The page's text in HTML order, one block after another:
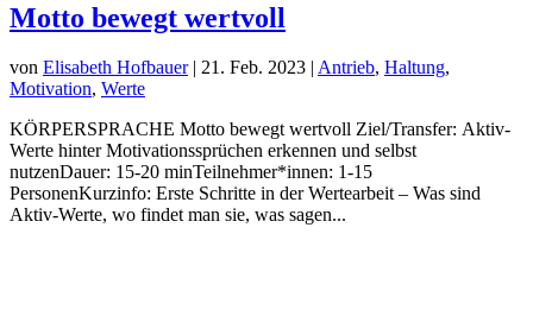
Motto bewegt wertvoll
von Elisabeth Hofbauer| 21. Feb. 2023 | Antrieb, Haltung,
Motivation, Werte
KÖRPERSPRACHE Motto bewegt wertvoll Ziel/Transfer: Aktiv-
Werte hinter Motivationssprüchen erkennen und selbst
nutzenDauer: 15-20 minTeilnehmer*innen: 1-15
PersonenKurzinfo: Erste Schritte in der Wertearbeit – Was sind
Aktiv-Werte, wo findet man sie, was sagen...